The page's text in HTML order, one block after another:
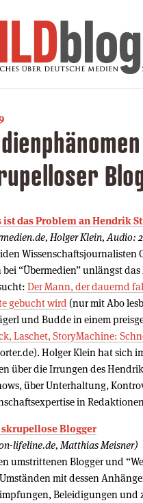
ist das Problem an Hendrik
Holger Klein, Audio:
bei “Übermedien” unlängst
Der Mann, der dauernd
gebucht wird (nur mit Abo
und Budde in einem
Laschet, StoryMachine:
Holger Klein hat sich
über die Irrungen des
über Unterhaltung,
in
skrupellose Blogger
lifeline.de, Matthias Meisner)
umstrittenen Blogger und
mit dessen
Beleidigungen und